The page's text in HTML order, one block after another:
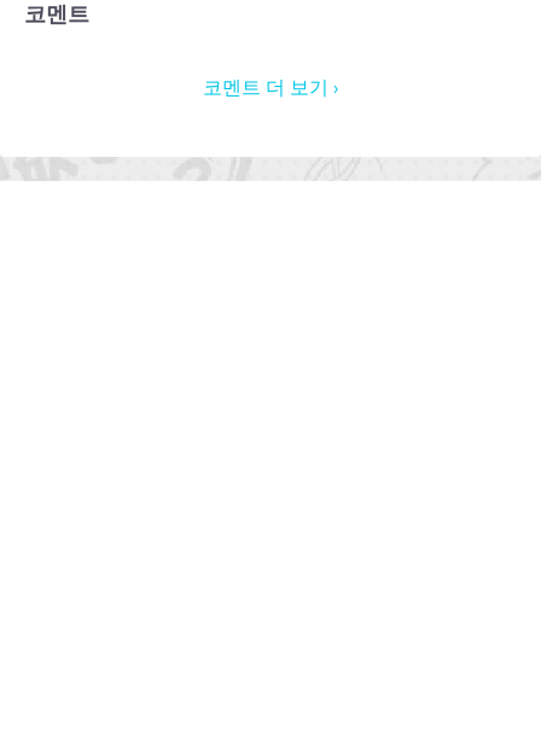
코멘트
코멘트 더 보기 ›